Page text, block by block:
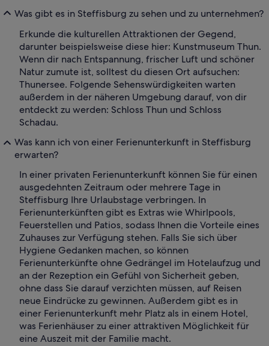
Was gibt es in Steffisburg zu sehen und zu unternehmen?
Erkunde die kulturellen Attraktionen der Gegend,
darunter beispielsweise diese hier: Kunstmuseum Thun.
Wenn dir nach Entspannung, frischer Luft und schöner
Natur zumute ist, solltest du diesen Ort aufsuchen:
Thunersee. Folgende Sehenswürdigkeiten warten
außerdem in der näheren Umgebung darauf, von dir
entdeckt zu werden: Schloss Thun und Schloss
Schadau.
Was kann ich von einer Ferienunterkunft in Steffisburg
erwarten?
In einer privaten Ferienunterkunft können Sie für einen
ausgedehnten Zeitraum oder mehrere Tage in
Steffisburg Ihre Urlaubstage verbringen. In
Ferienunterkünften gibt es Extras wie Whirlpools,
Feuerstellen und Patios, sodass Ihnen die Vorteile eines
Zuhauses zur Verfügung stehen. Falls Sie sich über
Hygiene Gedanken machen, so können
Ferienunterkünfte ohne Gedrängel im Hotelaufzug und
an der Rezeption ein Gefühl von Sicherheit geben,
ohne dass Sie darauf verzichten müssen, auf Reisen
neue Eindrücke zu gewinnen. Außerdem gibt es in
einer Ferienunterkunft mehr Platz als in einem Hotel,
was Ferienhäuser zu einer attraktiven Möglichkeit für
eine Auszeit mit der Familie macht.